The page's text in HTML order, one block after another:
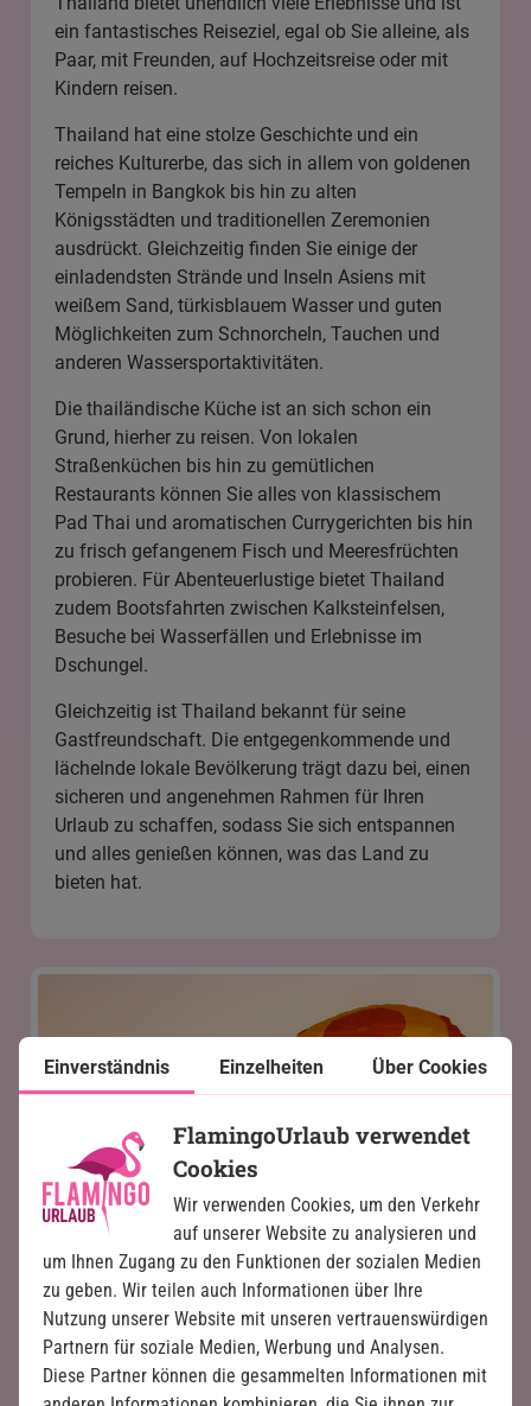
ein fantastisches Reiseziel, egal ob Sie alleine, als
Paar, mit Freunden, auf Hochzeitsreise oder mit
Kindern reisen.
Thailand hat eine stolze Geschichte und ein
reiches Kulturerbe, das sich in allem von goldenen
Tempeln in Bangkok bis hin zu alten
Königsstädten und traditionellen Zeremonien
ausdrückt. Gleichzeitig finden Sie einige der
einladendsten Strände und Inseln Asiens mit
weißem Sand, türkisblauem Wasser und guten
Möglichkeiten zum Schnorcheln, Tauchen und
anderen Wassersportaktivitäten.
Die thailändische Küche ist an sich schon ein
Grund, hierher zu reisen. Von lokalen
Straßenküchen bis hin zu gemütlichen
Restaurants können Sie alles von klassischem
Pad Thai und aromatischen Currygerichten bis hin
zu frisch gefangenem Fisch und Meeresfrüchten
probieren. Für Abenteuerlustige bietet Thailand
zudem Bootsfahrten zwischen Kalksteinfelsen,
Besuche bei Wasserfällen und Erlebnisse im
Dschungel.
Gleichzeitig ist Thailand bekannt für seine
Gastfreundschaft. Die entgegenkommende und
lächelnde lokale Bevölkerung trägt dazu bei, einen
sicheren und angenehmen Rahmen für Ihren
Urlaub zu schaffen, sodass Sie sich entspannen
und alles genießen können, was das Land zu
bieten hat.
Einverständnis Einzelheiten Über Cookies
FlamingoUrlaub verwendet
Cookies
Wir verwenden Cookies, um den Verkehr
auf unserer Website zu analysieren und
um Ihnen Zugang zu den Funktionen der sozialen Medien
zu geben. Wir teilen auch Informationen über Ihre
Nutzung unserer Website mit unseren vertrauenswürdigen
Partnern für soziale Medien, Werbung und Analysen.
Diese Partner können die gesammelten Informationen mit